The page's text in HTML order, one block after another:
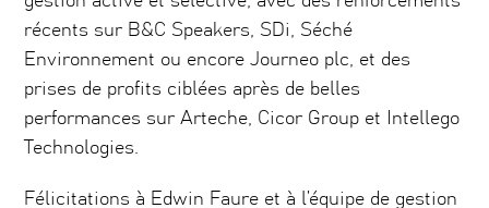
récents sur B&C Speakers, SDi, Séché
Environnement ou encore Journeo plc, et des
prises de profits ciblées après de belles
performances sur Arteche, Cicor Group et Intellego
Technologies.
Félicitations à Edwin Faure et à l’équipe de gestion